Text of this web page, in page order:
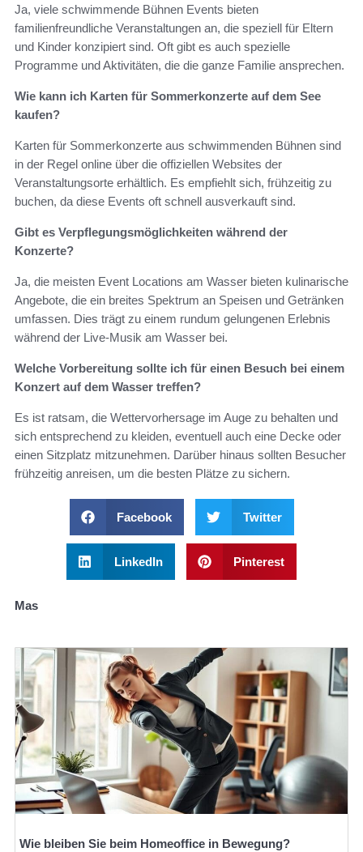
Ja, viele schwimmende Bühnen Events bieten
familienfreundliche Veranstaltungen an, die speziell für Eltern
und Kinder konzipiert sind. Oft gibt es auch spezielle
Programme und Aktivitäten, die die ganze Familie ansprechen.
Wie kann ich Karten für Sommerkonzerte auf dem See
kaufen?
Karten für Sommerkonzerte aus schwimmenden Bühnen sind
in der Regel online über die offiziellen Websites der
Veranstaltungsorte erhältlich. Es empfiehlt sich, frühzeitig zu
buchen, da diese Events oft schnell ausverkauft sind.
Gibt es Verpflegungsmöglichkeiten während der
Konzerte?
Ja, die meisten Event Locations am Wasser bieten kulinarische
Angebote, die ein breites Spektrum an Speisen und Getränken
umfassen. Dies trägt zu einem rundum gelungenen Erlebnis
während der Live-Musik am Wasser bei.
Welche Vorbereitung sollte ich für einen Besuch bei einem
Konzert auf dem Wasser treffen?
Es ist ratsam, die Wettervorhersage im Auge zu behalten und
sich entsprechend zu kleiden, eventuell auch eine Decke oder
einen Sitzplatz mitzunehmen. Darüber hinaus sollten Besucher
frühzeitig anreisen, um die besten Plätze zu sichern.
Facebook Twitter
LinkedIn Pinterest
Mas
Wie bleiben Sie beim Homeoffice in Bewegung?